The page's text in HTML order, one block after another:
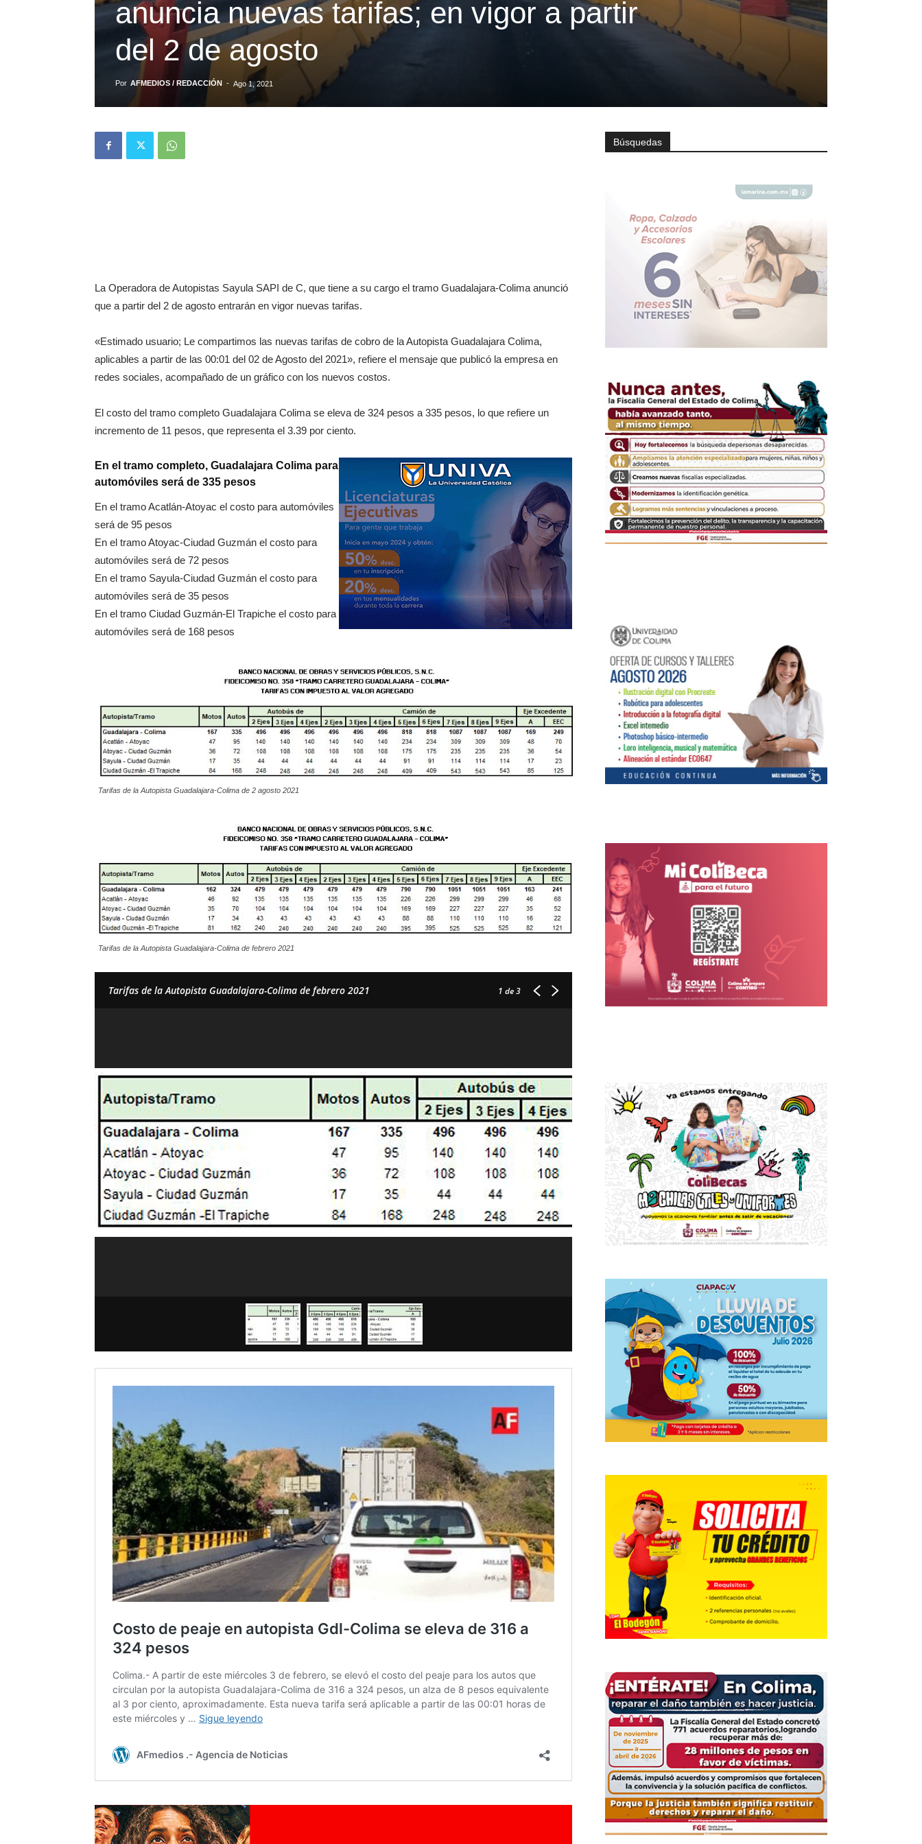
anuncia nuevas tarifas; en vigor a partir
del 2 de agosto
Por AFMEDIOS / REDACCIÓN - Ago 1, 2021
La Operadora de Autopistas Sayula SAPI de C, que tiene a su cargo el tramo Guadalajara-Colima anunció
que a partir del 2 de agosto entrarán en vigor nuevas tarifas.
«Estimado usuario; Le compartimos las nuevas tarifas de cobro de la Autopista Guadalajara Colima,
aplicables a partir de las 00:01 del 02 de Agosto del 2021», refiere el mensaje que publicó la empresa en
redes sociales, acompañado de un gráfico con los nuevos costos.
El costo del tramo completo Guadalajara Colima se eleva de 324 pesos a 335 pesos, lo que refiere un
incremento de 11 pesos, que representa el 3.39 por ciento.
En el tramo completo, Guadalajara Colima para
automóviles será de 335 pesos
En el tramo Acatlán-Atoyac el costo para automóviles
será de 95 pesos
En el tramo Atoyac-Ciudad Guzmán el costo para
automóviles será de 72 pesos
En el tramo Sayula-Ciudad Guzmán el costo para
automóviles será de 35 pesos
En el tramo Ciudad Guzmán-El Trapiche el costo para
automóviles será de 168 pesos
Tarifas de la Autopista Guadalajara-Colima de 2 agosto 2021
Tarifas de la Autopista Guadalajara-Colima de febrero 2021
Tarifas de la Autopista Guadalajara-Colima de febrero 2021 1 de 3
Búsquedas